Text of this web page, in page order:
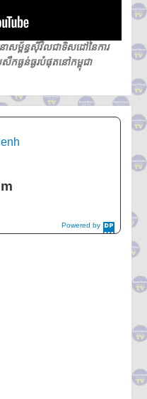
សម្ព័ន្ធស៊ីវិលជាទិសដៅនៃការ
កធ្ងន់ធ្ងរបំផុតនៅកម្ពុជា
Powered by
DaysPedia.c